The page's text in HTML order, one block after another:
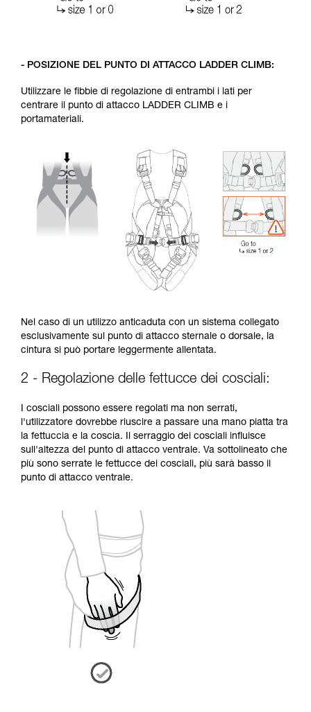
- POSIZIONE DEL PUNTO DI ATTACCO LADDER CLIMB:
Utilizzare le fibbie di regolazione di entrambi i lati per
centrare il punto di attacco LADDER CLIMB e i
portamateriali.
Nel caso di un utilizzo anticaduta con un sistema collegato
esclusivamente sul punto di attacco sternale o dorsale, la
cintura si può portare leggermente allentata.
2 - Regolazione delle fettucce dei cosciali:
I cosciali possono essere regolati ma non serrati,
l'utilizzatore dovrebbe riuscire a passare una mano piatta tra
la fettuccia e la coscia. Il serraggio dei cosciali influisce
sull'altezza del punto di attacco ventrale. Va sottolineato che
più sono serrate le fettucce dei cosciali, più sarà basso il
punto di attacco ventrale.